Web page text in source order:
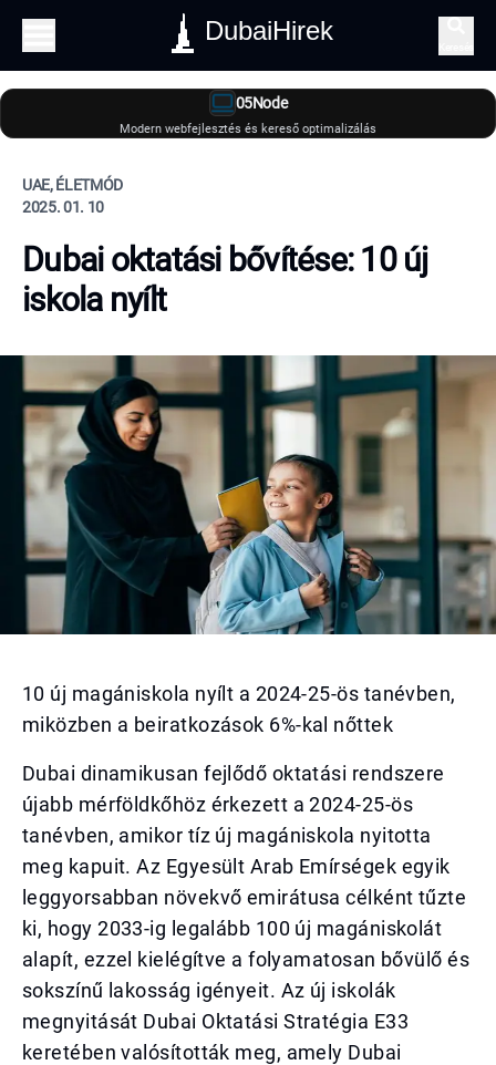
DubaiHirek
05Node
Modern webfejlesztés és kereső optimalizálás
UAE, ÉLETMÓD
2025. 01. 10
Dubai oktatási bővítése: 10 új
iskola nyílt
10 új magániskola nyílt a 2024-25-ös tanévben,
miközben a beiratkozások 6%-kal nőttek
Dubai dinamikusan fejlődő oktatási rendszere
újabb mérföldkőhöz érkezett a 2024-25-ös
tanévben, amikor tíz új magániskola nyitotta
meg kapuit. Az Egyesült Arab Emírségek egyik
leggyorsabban növekvő emirátusa célként tűzte
ki, hogy 2033-ig legalább 100 új magániskolát
alapít, ezzel kielégítve a folyamatosan bővülő és
sokszínű lakosság igényeit. Az új iskolák
megnyitását Dubai Oktatási Stratégia E33
keretében valósították meg, amely Dubai